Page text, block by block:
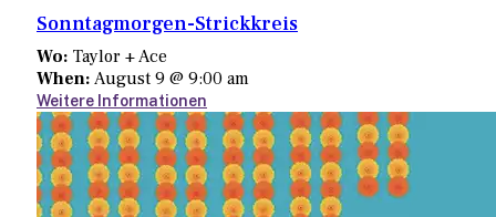
Sonntagmorgen-Strickkreis
Wo: Taylor + Ace
When: August 9 @ 9:00 am
Weitere Informationen